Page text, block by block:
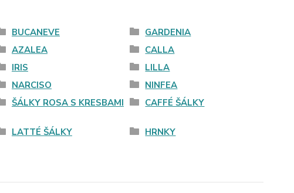
BUCANEVE
GARDENIA
AZALEA
CALLA
IRIS
LILLA
NARCISO
NINFEA
ŠÁLKY ROSA S KRESBAMI CAFFÉ ŠÁLKY
LATTÉ ŠÁLKY HRNKY